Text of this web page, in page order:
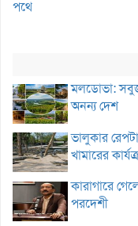
পথে
মলডোভা:
অনন্য দেশ
ভালুকার
খামারের
কারাগারে
পরদেশী